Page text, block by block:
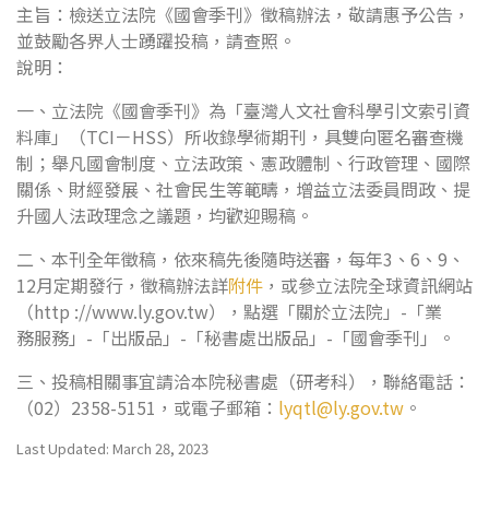
主旨：檢送立法院《國會季刊》徵稿辦法，敬請惠予公告，
並鼓勵各界人士踴躍投稿，請查照。
說明：
一、立法院《國會季刊》為「臺灣人文社會科學引文索引資
料庫」（TCI－HSS）所收錄學術期刊，具雙向匿名審查機
制；舉凡國會制度、立法政策、憲政體制、行政管理、國際
關係、財經發展、社會民生等範疇，增益立法委員問政、提
升國人法政理念之議題，均歡迎賜稿。
二、本刊全年徵稿，依來稿先後隨時送審，每年3、6、9、
12月定期發行，徵稿辦法詳附件 ，或參立法院全球資訊網站
（http ://www.ly.gov.tw），點選「關於立法院」-「業
務服務」-「出版品」-「秘書處出版品」-「國會季刊」。
三、投稿相關事宜請洽本院秘書處（研考科），聯絡電話：
（02）2358-5151，或電子郵箱： lyqtl@ly.gov.tw 。
Last Updated: March 28, 2023